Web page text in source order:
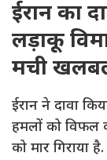
ईरान का
लड़ाकू
मची
ईरान ने दावा
हमलों को विफल
को मार गिराया